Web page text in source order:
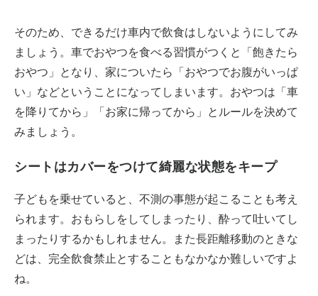
そのため、できるだけ車内で飲食はしないようにしてみ
ましょう。車でおやつを食べる習慣がつくと「飽きたら
おやつ」となり、家についたら「おやつでお腹がいっぱ
い」などということになってしまいます。おやつは「車
を降りてから」「お家に帰ってから」とルールを決めて
みましょう。
シートはカバーをつけて綺麗な状態をキープ
子どもを乗せていると、不測の事態が起こることも考え
られます。おもらしをしてしまったり、酔って吐いてし
まったりするかもしれません。また長距離移動のときな
どは、完全飲食禁止とすることもなかなか難しいですよ
ね。